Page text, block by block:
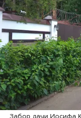
Забор дачи Иосифа